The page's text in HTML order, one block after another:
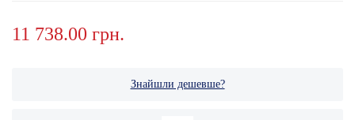
11 738.00 грн.
Знайшли дешевше?